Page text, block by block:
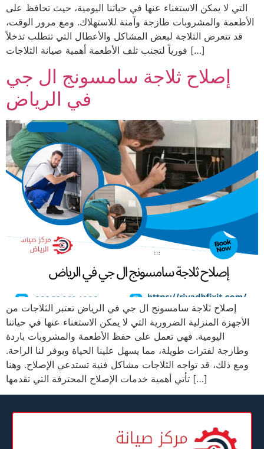
التي لا يمكن الاستغناء عنها في حياتنا اليومية، حيث تحافظ على
الأطعمة والمشروبات طازجة وآمنة للاستهلاك. ومع مرور الوقت،
قد تتعرض الثلاجة لبعض المشاكل والأعطال التي تتطلب تدخلاً
فورياً لتجنب تلف الأطعمة أهمية صيانة الثلاجات […]
إصلاح ثلاجة سامسونج ال ﺟﻲ
في الرياض
إصلاح ثلاجة سامسونج ال ﺟﻲ في الرياض تعتبر الثلاجات من
الأجهزة المنزلية الضرورية التي لا يمكن الاستغناء عنها في حياتنا
اليومية. فهي تعمل على حفظ الأطعمة والمشروبات باردة
وطازجة لفترات طويلة، مما يسهل علينا الحياة ويوفر لنا الراحة.
ومع ذلك، قد تواجه الثلاجات مشاكل فنية تستدعي الإصلاح. وهنا
تأتي أهمية خدمات الإصلاح المحترفة التي تقدمها […]